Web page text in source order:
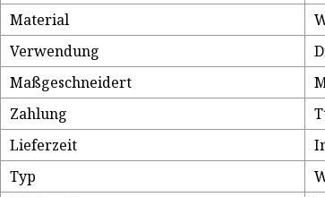
Material
Verwendung
Maßgeschneidert
Zahlung
Lieferzeit
Typ